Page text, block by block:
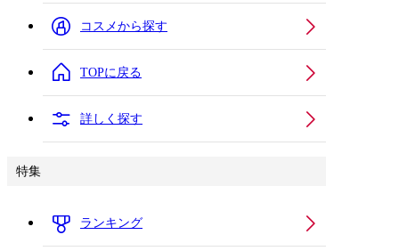
コスメから探す
TOPに戻る
詳しく探す
特集
ランキング